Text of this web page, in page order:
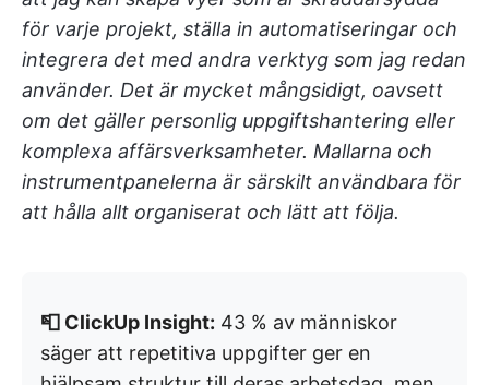
för varje projekt, ställa in automatiseringar och
integrera det med andra verktyg som jag redan
använder. Det är mycket mångsidigt, oavsett
om det gäller personlig uppgiftshantering eller
komplexa affärsverksamheter. Mallarna och
instrumentpanelerna är särskilt användbara för
att hålla allt organiserat och lätt att följa.
📮 ClickUp Insight: 43 % av människor
säger att repetitiva uppgifter ger en